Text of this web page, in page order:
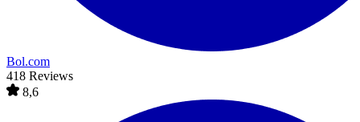
Bol.com
418 Reviews
8,6